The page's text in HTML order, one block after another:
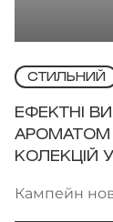
СТИЛЬНИЙ
ЕФЕКТНІ
АРОМАТОМ
КОЛЕКЦІЙ
Кампейн